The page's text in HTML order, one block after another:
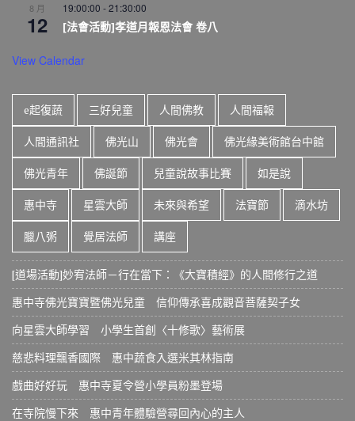
8 月
12
19:00:00 -21:30:00
[法會活動]孝道月報恩法會 卷八
View Calendar
e起復蔬 三好兒童 人間佛教 人間福報
人間通訊社 佛光山 佛光會 佛光緣美術館台中館
佛光青年 佛誕節 兒童說故事比賽 如是說
惠中寺 星雲大師 未來與希望 法寶節 滴水坊
臘八粥 覺居法師 講座
[道場活動]妙宥法師－行在當下：《大寶積經》的人間修行之道
惠中寺佛光寶寶暨佛光兒童 信仰傳承喜成觀音菩薩契子女
向星雲大師學習 小學生首創〈十修歌〉藝術展
慈悲料理飄香國際 惠中蔬食入選米其林指南
戲曲好好玩 惠中寺夏令營小學員粉墨登場
在寺院慢下來 惠中青年體驗營尋回內心的主人